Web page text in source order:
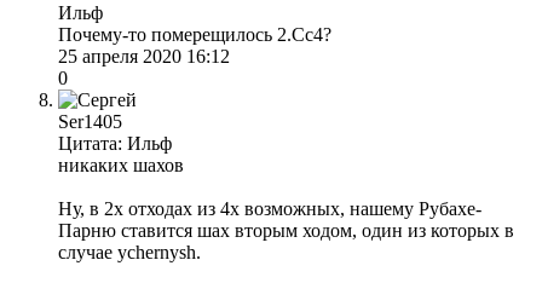
Ильф
Почему-то померещилось 2.Сс4?
25 апреля 2020 16:12
0
Ser1405
Цитата: Ильф
никаких шахов
Ну, в 2х отходах из 4х возможных, нашему Рубахе-
Парню ставится шах вторым ходом, один из которых в
случае ychernysh.